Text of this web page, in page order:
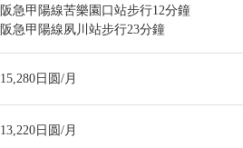
阪急甲陽線苦樂園口站步行12分鐘
阪急甲陽線夙川站步行23分鐘
15,280日圆/月
13,220日圆/月